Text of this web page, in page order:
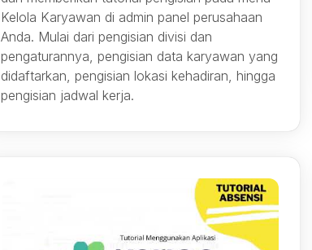
Kelola Karyawan di admin panel perusahaan
Anda. Mulai dari pengisian divisi dan
pengaturannya, pengisian data karyawan yang
didaftarkan, pengisian lokasi kehadiran, hingga
pengisian jadwal kerja.